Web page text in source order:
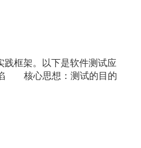
框架。以下是软件测试应
核心思想：测试的目的